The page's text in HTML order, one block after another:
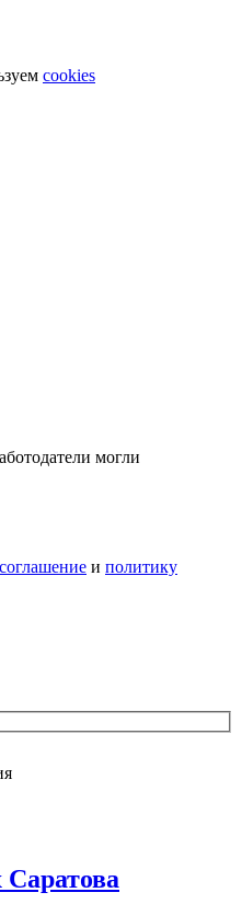
cookies
могли
соглашение и политику